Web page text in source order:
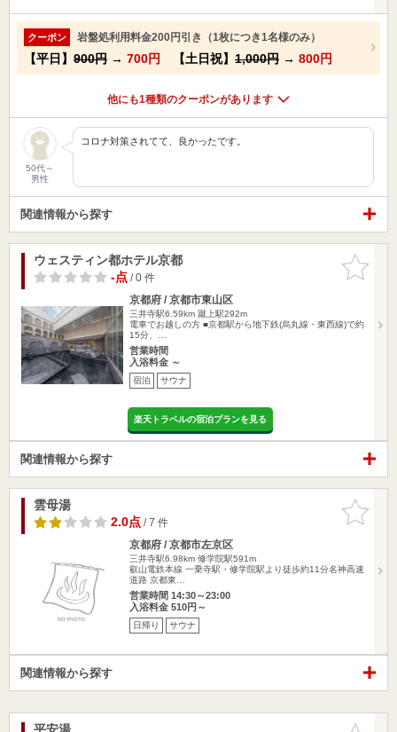
クーポン 岩盤処利用料金200円引き（1枚につき1名様のみ）
【平日】 900円 → 700円 【土日祝】 1,000円 → 800円
他にも1種類のクーポンがあります
50代～
男性
コロナ対策されてて、良かったです。
関連情報から探す
お気に入
りに追加
ウェスティン都ホテル京都
-点/ 0 件
京都府 / 京都市東山区
三井寺駅6.59km 蹴上駅292m
電車でお越しの方 ■京都駅から地下鉄(烏丸線・東西線)で約
15分、…
営業時間
入浴料金 ～
宿泊 サウナ
楽天トラベルの宿泊プランを見る
関連情報から探す
お気に入
りに追加
雲母湯
2.0点/ 7 件
京都府 / 京都市左京区
三井寺駅6.98km 修学院駅591m
叡山電鉄本線 一乗寺駅・修学院駅より徒歩約11分名神高速
道路 京都東…
営業時間 14:30～23:00
入浴料金 510円～
日帰り サウナ
関連情報から探す
お気に入
平安湯